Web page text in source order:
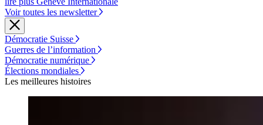
Voir toutes les newsletter
Démocratie Suisse
Guerres de l’information
Démocratie numérique
Élections mondiales
Les meilleures histoires